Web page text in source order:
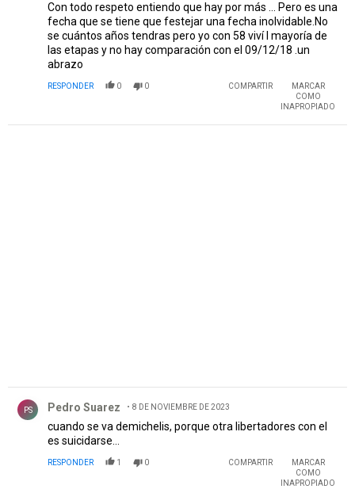
Con todo respeto entiendo que hay por más ... Pero es una
fecha que se tiene que festejar una fecha inolvidable.No
se cuántos años tendras pero yo con 58 viví l mayoría de
las etapas y no hay comparación con el 09/12/18 .un
abrazo
RESPONDER 0 0 COMPARTIR
MARCAR
COMO
INAPROPIADO
PS Pedro Suarez 8 DE NOVIEMBRE DE 2023
cuando se va demichelis, porque otra libertadores con el
es suicidarse...
RESPONDER 1 0 COMPARTIR
MARCAR
COMO
INAPROPIADO